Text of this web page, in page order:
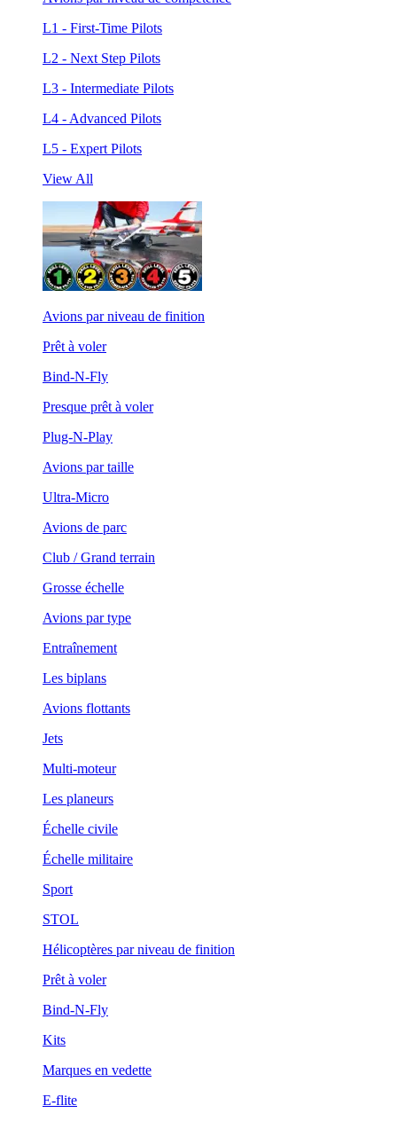
L1 - First-Time Pilots
L2 - Next Step Pilots
L3 - Intermediate Pilots
L4 - Advanced Pilots
L5 - Expert Pilots
View All
Avions par niveau de finition
Prêt à voler
Bind-N-Fly
Presque prêt à voler
Plug-N-Play
Avions par taille
Ultra-Micro
Avions de parc
Club / Grand terrain
Grosse échelle
Avions par type
Entraînement
Les biplans
Avions flottants
Jets
Multi-moteur
Les planeurs
Échelle civile
Échelle militaire
Sport
STOL
Hélicoptères par niveau de finition
Prêt à voler
Bind-N-Fly
Kits
Marques en vedette
E-flite